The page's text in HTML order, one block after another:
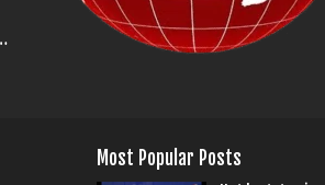
Most Popular Posts